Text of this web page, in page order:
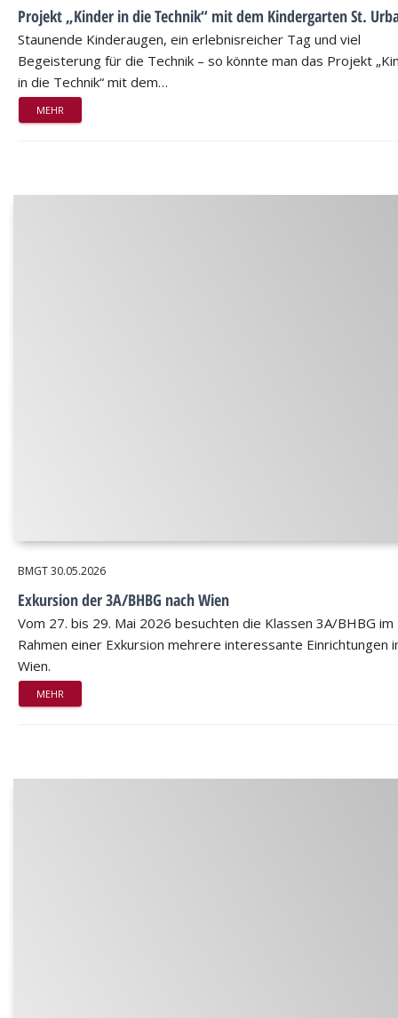
Projekt „Kinder in die Technik“ mit dem Kindergarten St.
Staunende Kinderaugen, ein erlebnisreicher Tag und viel
Begeisterung für die Technik – so könnte man das Projekt
in die Technik“ mit dem…
MEHR
BMGT30.05.2026
Exkursion der 3A/BHBG nach Wien
Vom 27. bis 29. Mai 2026 besuchten die Klassen 3A/BHBG im
Rahmen einer Exkursion mehrere interessante Einrichtungen
Wien.
MEHR